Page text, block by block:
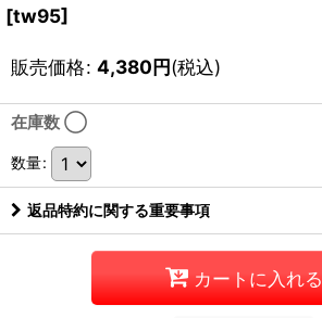
[tw95]
販売価格: 4,380円(税込)
在庫数 ◯
数量:
返品特約に関する重要事項
カートに入れる